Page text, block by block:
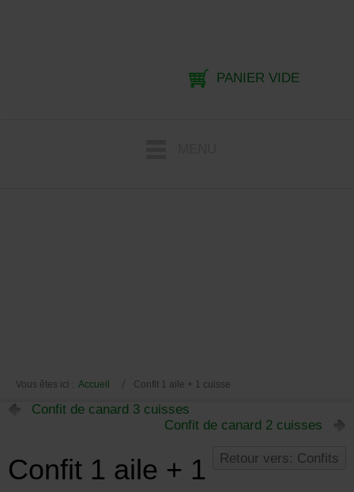
PANIER VIDE
Vous êtes ici : Accueil Confit 1 aile + 1 cuisse
Confit de canard 3 cuisses
Confit de canard 2 cuisses
Retour vers: Confits
Confit 1 aile + 1